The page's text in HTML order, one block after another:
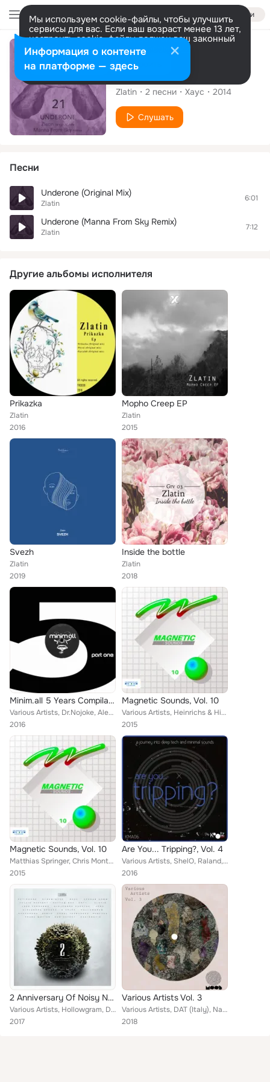
Войти
Мы используем cookie-файлы, чтобы улучшить
сервисы для вас. Если ваш возраст менее 13 лет,
настроить cookie-файлы должен ваш законный
представитель. Больше информации
Разрешить все Настроить
Альбом
Underone EP
Zlatin 2 песни Хаус 2014
Слушать
Песни
Underone (Original Mix)
Zlatin
6:01
Underone (Manna From Sky Remix)
Zlatin
7:12
Другие альбомы исполнителя
Prikazka
Zlatin
2016
Mopho Creep EP
Zlatin
2015
Svezh
Zlatin
2019
Inside the bottle
Zlatin
2018
Minim.all 5 Years Compilation, Pt. 1
Various Artists, Dr.Nojoke, Aleksandar Grum, Vloon, Golikov, Nu Zau, Narrative Device, Rio Kawamoto, Bungalowa, Vorosh, Lakosta,...
2016
Magnetic Sounds, Vol. 10
Various Artists, Heinrichs & Hirtenfellner, Chris Montana, Mono & Tox, Morgentau, End-Jy, Luigi Ricci, Ektoplazma, Costin Rp, AL...
2015
Magnetic Sounds, Vol. 10
Matthias Springer, Chris Montana, Chris Bekker, DJ Biopic, End-Jy, David Phillips, ALTK, Zlatin, Costin Rp, Andy Kohlmann, Marco...
2015
Are You... Tripping?, Vol. 4
Various Artists, ShelO, Raland, Dimitar Pavlov, Hirosher, Behache, Joseph Krause, stillill, Too Guys, Daniel Meister, Felix Sanc...
2016
2 Anniversary Of Noisy Nose Record
Various Artists, Hollowgram, Dub'Defect, Dubfade, Alejandro Dengra, Angel Fernandes, Dynamiquee, K.epler, Alejandro Cuestas, Dra...
2017
Various Artists Vol. 3
Various Artists, DAT (Italy), Nandez, Lorik, Arthus, John L., Fly District, Zlatin, Moett C.
2018
Информация о контенте
на платформе — здесь